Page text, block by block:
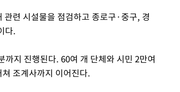
련 시설물을 점검하고 종로구·중구, 경
다.
지 진행된다. 60여 개 단체와 시민 2만여
조계사까지 이어진다.